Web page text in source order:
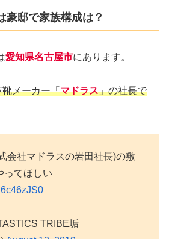
豪邸で家族構成は？
愛知県名古屋市にあります。
メーカー「マドラス」の社長で
会社マドラスの岩田社長)の敷
ってほしい
TRIBE垢